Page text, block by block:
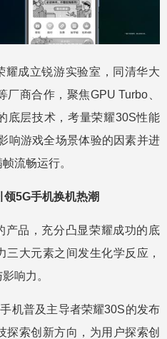
耀成立锐游实验室，同清华大
商合作，聚焦GPU Turbo、
底层技术，考量荣耀30S性能
响游戏全场景体验的因素并进
流畅运行。
5G手机换机热潮
产品，充分凸显荣耀成功的底
大元素之间发生化学反应，
响力。
机普及主导者荣耀30S的发布
探索创新方向，为用户探索创